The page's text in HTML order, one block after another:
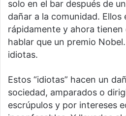
solo en el bar después de
dañar a la comunidad. Ellos
rápidamente y ahora tienen
hablar que un premio
idiotas.
Estos “idiotas” hacen un
sociedad, amparados o
escrúpulos y por intereses